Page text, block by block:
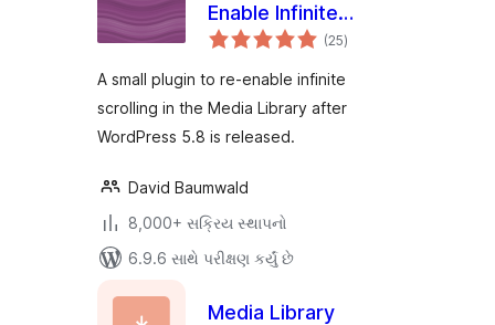
Enable Infinite
Scrolling
(25કુલ
રેટિંગ્સ
)
A small plugin to re-enable infinite
scrolling in the Media Library after
WordPress 5.8 is released.
David Baumwald
8,000+ સક્રિય સ્થાપનો
6.9.6 સાથે પરીક્ષણ કર્યું છે
Media Library